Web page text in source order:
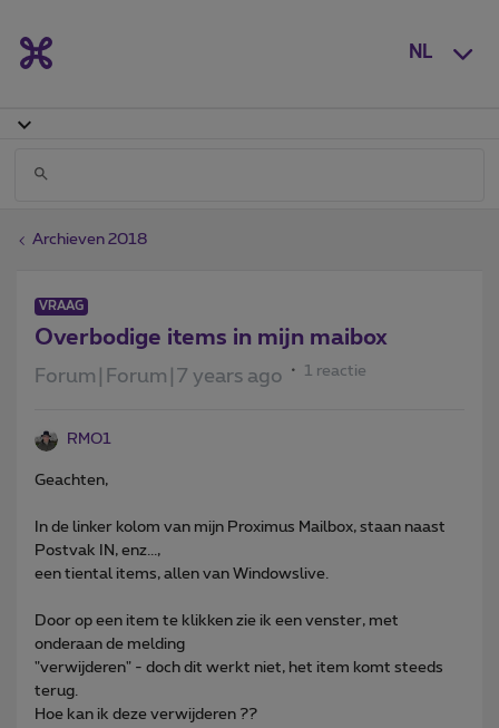
NL
Archieven 2018
VRAAG
Overbodige items in mijn maibox
Forum|Forum|7 years ago 1 reactie
RMO1
Geachten,
In de linker kolom van mijn Proximus Mailbox, staan naast
Postvak IN, enz...,
een tiental items, allen van Windowslive.
Door op een item te klikken zie ik een venster, met
onderaan de melding
"verwijderen" - doch dit werkt niet, het item komt steeds
terug.
Hoe kan ik deze verwijderen ??